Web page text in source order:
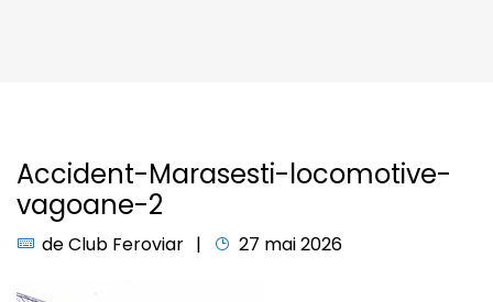
Accident-Marasesti-locomotive-
vagoane-2
deClub Feroviar 27 mai 2026